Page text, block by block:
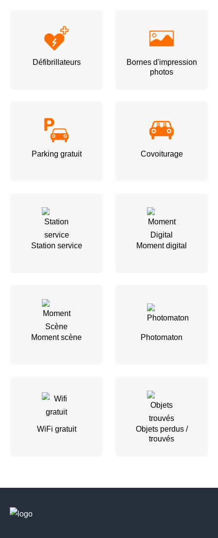
Défibrillateurs
Bornes d'impression
photos
Parking gratuit Covoiturage
Station service Moment digital
Moment scène Photomaton
WiFi gratuit
Objets perdus /
trouvés